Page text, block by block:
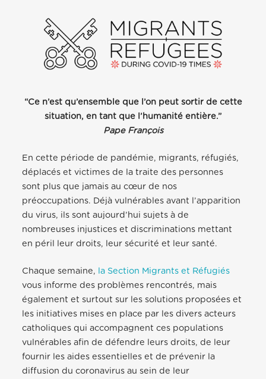
“Ce n’est qu’ensemble que l’on peut sortir de cette
situation, en tant que l’humanité entière.”
Pape François
En cette période de pandémie, migrants, réfugiés,
déplacés et victimes de la traite des personnes
sont plus que jamais au cœur de nos
préoccupations. Déjà vulnérables avant l’apparition
du virus, ils sont aujourd’hui sujets à de
nombreuses injustices et discriminations mettant
en péril leur droits, leur sécurité et leur santé.
Chaque semaine, la Section Migrants et Réfugiés
vous informe des problèmes rencontrés, mais
également et surtout sur les solutions proposées et
les initiatives mises en place par les divers acteurs
catholiques qui accompagnent ces populations
vulnérables afin de défendre leurs droits, de leur
fournir les aides essentielles et de prévenir la
diffusion du coronavirus au sein de leur